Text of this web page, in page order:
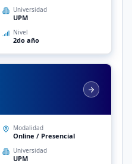
Universidad
UPM
Nivel
2do año
Modalidad
Online / Presencial
Universidad
UPM